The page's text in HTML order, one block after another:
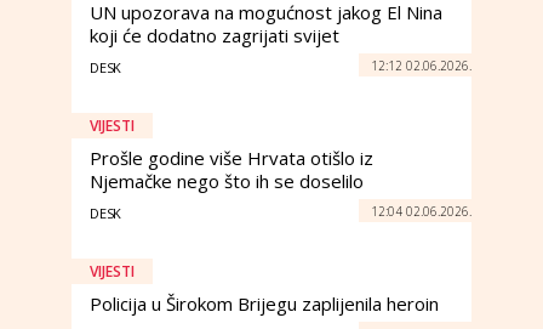
UN upozorava na mogućnost jakog El Nina
koji će dodatno zagrijati svijet
DESK 12:12 02.06.2026.
VIJESTI
Prošle godine više Hrvata otišlo iz
Njemačke nego što ih se doselilo
DESK 12:04 02.06.2026.
VIJESTI
Policija u Širokom Brijegu zaplijenila heroin